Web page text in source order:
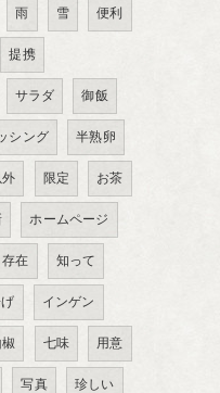
雨 雪 便利
提携
サラダ 御飯
シング 半熟卵
外 限定 お茶
ホームページ
存在 知って
インゲン
七味 用意
写真 珍しい